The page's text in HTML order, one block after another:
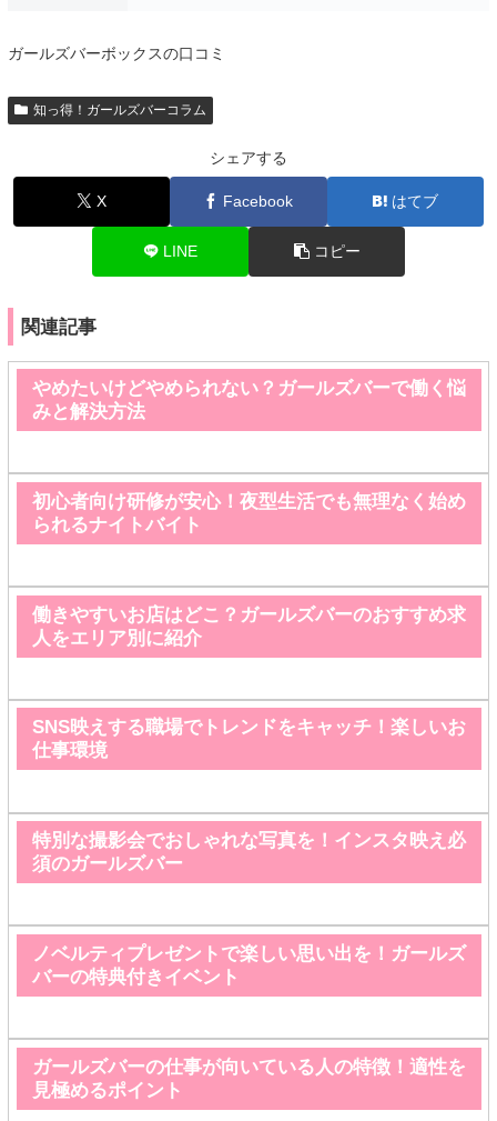
ガールズバーボックスの口コミ
知っ得！ガールズバーコラム
シェアする
X Facebook はてブ
LINE コピー
関連記事
やめたいけどやめられない？ガールズバーで働く悩
みと解決方法
初心者向け研修が安心！夜型生活でも無理なく始め
られるナイトバイト
働きやすいお店はどこ？ガールズバーのおすすめ求
人をエリア別に紹介
SNS映えする職場でトレンドをキャッチ！楽しいお
仕事環境
特別な撮影会でおしゃれな写真を！インスタ映え必
須のガールズバー
ノベルティプレゼントで楽しい思い出を！ガールズ
バーの特典付きイベント
ガールズバーの仕事が向いている人の特徴！適性を
見極めるポイント